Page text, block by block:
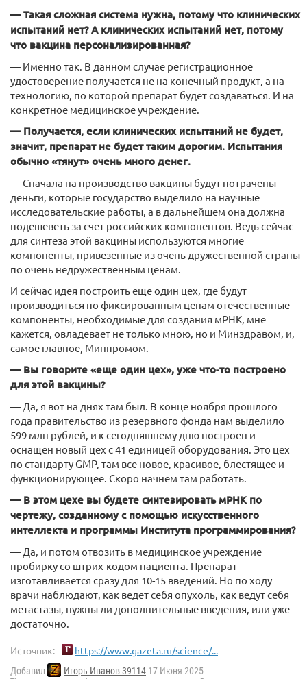
— Такая сложная система нужна, потому что клинических
испытаний нет? А клинических испытаний нет, потому
что вакцина персонализированная?
— Именно так. В данном случае регистрационное
удостоверение получается не на конечный продукт, а на
технологию, по которой препарат будет создаваться. И на
конкретное медицинское учреждение.
— Получается, если клинических испытаний не будет,
значит, препарат не будет таким дорогим. Испытания
обычно «тянут» очень много денег.
— Сначала на производство вакцины будут потрачены
деньги, которые государство выделило на научные
исследовательские работы, а в дальнейшем она должна
подешеветь за счет российских компонентов. Ведь сейчас
для синтеза этой вакцины используются многие
компоненты, привезенные из очень дружественной страны
по очень недружественным ценам.
И сейчас идея построить еще один цех, где будут
производиться по фиксированным ценам отечественные
компоненты, необходимые для создания мРНК, мне
кажется, овладевает не только мною, но и Минздравом, и,
самое главное, Минпромом.
— Вы говорите «еще один цех», уже что-то построено
для этой вакцины?
— Да, я вот на днях там был. В конце ноября прошлого
года правительство из резервного фонда нам выделило
599 млн рублей, и к сегодняшнему дню построен и
оснащен новый цех с 41 единицей оборудования. Это цех
по стандарту GMP, там все новое, красивое, блестящее и
функционирующее. Скоро начнем там работать.
— В этом цехе вы будете синтезировать мРНК по
чертежу, созданному с помощью искусственного
интеллекта и программы Института программирования?
— Да, и потом отвозить в медицинское учреждение
пробирку со штрих-кодом пациента. Препарат
изготавливается сразу для 10-15 введений. Но по ходу
врачи наблюдают, как ведет себя опухоль, как ведут себя
метастазы, нужны ли дополнительные введения, или уже
достаточно.
Источник: https://www.gazeta.ru/science/...
Добавил Игорь Иванов 39114 17 Июня 2025